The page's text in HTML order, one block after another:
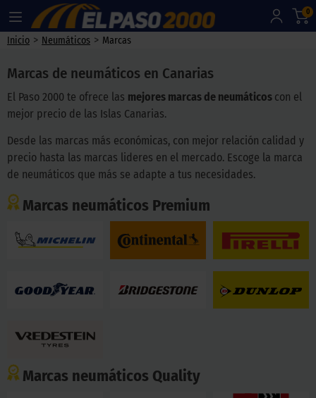
0
Inicio > Neumáticos > Marcas
Marcas de neumáticos en Canarias
El Paso 2000 te ofrece las mejores marcas de neumáticos con el
mejor precio de las Islas Canarias.
Desde las marcas más económicas, con mejor relación calidad y
precio hasta las marcas lideres en el mercado. Escoge la marca
de neumáticos que más se adapte a tus necesidades.
Marcas neumáticos Premium
Marcas neumáticos Quality